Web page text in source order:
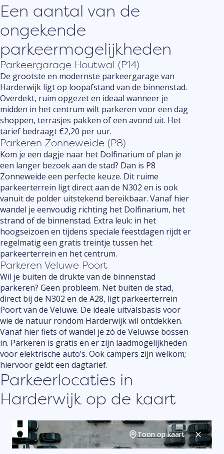
Een aantal van de
ongekende
parkeermogelijkheden
Parkeergarage Houtwal (P14)
De grootste en modernste parkeergarage van
Harderwijk ligt op loopafstand van de binnenstad.
Overdekt, ruim opgezet en ideaal wanneer je
midden in het centrum wilt parkeren voor een dag
shoppen, terrasjes pakken of een avond uit. Het
tarief bedraagt €2,20 per uur.
Parkeren Zonneweide (P8)
Kom je een dagje naar het Dolfinarium of plan je
een langer bezoek aan de stad? Dan is P8
Zonneweide een perfecte keuze. Dit ruime
parkeerterrein ligt direct aan de N302 en is ook
vanuit de polder uitstekend bereikbaar. Vanaf hier
wandel je eenvoudig richting het Dolfinarium, het
strand of de binnenstad. Extra leuk: in het
hoogseizoen en tijdens speciale feestdagen rijdt er
regelmatig een gratis treintje tussen het
parkeerterrein en het centrum.
Parkeren Veluwe Poort
Wil je buiten de drukte van de binnenstad
parkeren? Geen probleem. Net buiten de stad,
direct bij de N302 en de A28, ligt parkeerterrein
Poort van de Veluwe. De ideale uitvalsbasis voor
wie de natuur rondom Harderwijk wil ontdekken.
Vanaf hier fiets of wandel je zó de Veluwse bossen
in. Parkeren is gratis en er zijn laadmogelijkheden
voor elektrische auto’s. Ook campers zijn welkom;
hiervoor geldt een dagtarief.
Parkeerlocaties in
Harderwijk op de kaart
Toon op kaart Sluiten